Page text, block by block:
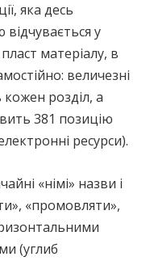
яка десь
у
матеріалу, в
величезні
розділ, а
381 позицію
ресурси).
«німі» назви і
«промовляти»,
(углиб